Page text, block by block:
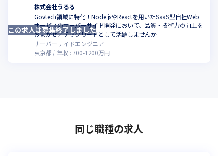
株式会社うるる
Govtech領域に特化！Node.jsやReactを用いたSaaS型自社Web
サービスのサーバーサイド開発において、品質・技術力の向上を
おまかせ／テックリードとして活躍しませんか
サーバーサイドエンジニア
東京都
年収 : 700-1200万円
この求人は募集終了しました
同じ職種の求人